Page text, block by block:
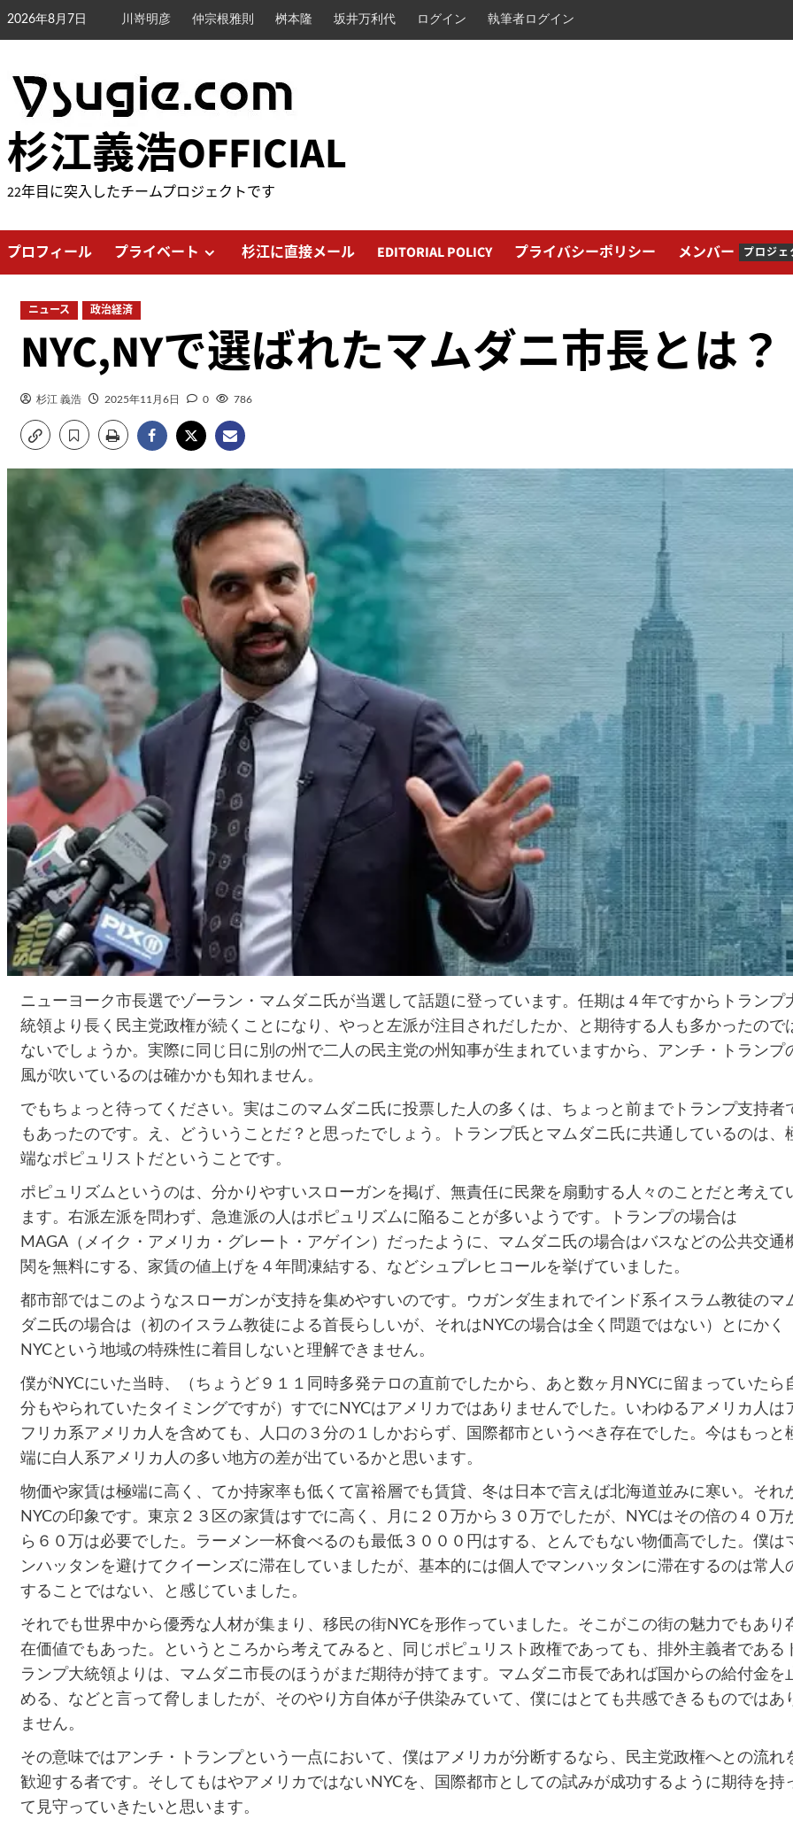
ス
プ
2026年8月7日 川嵜明彦 仲宗根雅則 桝本隆 坂井万利代 ログイン 執筆者ログイン
杉江義浩OFFICIAL
22年目に突入したチームプロジェクトです
プロフィール プライベート 杉江に直接メール EDITORIAL POLICY プライバシーポリシー メンバー プロジェ
ニュース 政治経済
NYC,NYで選ばれたマムダニ市長とは？
杉江 義浩 2025年11月6日 0 786
ニューヨーク市長選でゾーラン・マムダニ氏が当選して話題に登っています。任期は４年ですからトランプ
統領より長く民主党政権が続くことになり、やっと左派が注目されだしたか、と期待する人も多かったので
ないでしょうか。実際に同じ日に別の州で二人の民主党の州知事が生まれていますから、アンチ・トランプ
風が吹いているのは確かかも知れません。
でもちょっと待ってください。実はこのマムダニ氏に投票した人の多くは、ちょっと前までトランプ支持者
もあったのです。え、どういうことだ？と思ったでしょう。トランプ氏とマムダニ氏に共通しているのは、
端なポピュリストだということです。
ポピュリズムというのは、分かりやすいスローガンを掲げ、無責任に民衆を扇動する人々のことだと考えて
ます。右派左派を問わず、急進派の人はポピュリズムに陥ることが多いようです。トランプの場合は
MAGA（メイク・アメリカ・グレート・アゲイン）だったように、マムダニ氏の場合はバスなどの公共交通
関を無料にする、家賃の値上げを４年間凍結する、などシュプレヒコールを挙げていました。
都市部ではこのようなスローガンが支持を集めやすいのです。ウガンダ生まれでインド系イスラム教徒のマ
ダニ氏の場合は（初のイスラム教徒による首長らしいが、それはNYCの場合は全く問題ではない）とにかく
NYCという地域の特殊性に着目しないと理解できません。
僕がNYCにいた当時、（ちょうど９１１同時多発テロの直前でしたから、あと数ヶ月NYCに留まっていたら
分もやられていたタイミングですが）すでにNYCはアメリカではありませんでした。いわゆるアメリカ人は
フリカ系アメリカ人を含めても、人口の３分の１しかおらず、国際都市というべき存在でした。今はもっと
端に白人系アメリカ人の多い地方の差が出ているかと思います。
物価や家賃は極端に高く、てか持家率も低くて富裕層でも賃貸、冬は日本で言えば北海道並みに寒い。それ
NYCの印象です。東京２３区の家賃はすでに高く、月に２０万から３０万でしたが、NYCはその倍の４０万
ら６０万は必要でした。ラーメン一杯食べるのも最低３０００円はする、とんでもない物価高でした。僕は
ンハッタンを避けてクイーンズに滞在していましたが、基本的には個人でマンハッタンに滞在するのは常人
することではない、と感じていました。
それでも世界中から優秀な人材が集まり、移民の街NYCを形作っていました。そこがこの街の魅力でもあり
在価値でもあった。というところから考えてみると、同じポピュリスト政権であっても、排外主義者である
ランプ大統領よりは、マムダニ市長のほうがまだ期待が持てます。マムダニ市長であれば国からの給付金を
める、などと言って脅しましたが、そのやり方自体が子供染みていて、僕にはとても共感できるものではあ
ません。
その意味ではアンチ・トランプという一点において、僕はアメリカが分断するなら、民主党政権へとの流れ
歓迎する者です。そしてもはやアメリカではないNYCを、国際都市としての試みが成功するように期待を持
て見守っていきたいと思います。